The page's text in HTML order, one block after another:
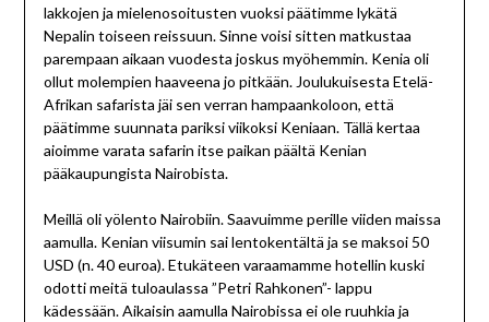
lakkojen ja mielenosoitusten vuoksi päätimme lykätä
Nepalin toiseen reissuun. Sinne voisi sitten matkustaa
parempaan aikaan vuodesta joskus myöhemmin. Kenia oli
ollut molempien haaveena jo pitkään. Joulukuisesta Etelä-
Afrikan safarista jäi sen verran hampaankoloon, että
päätimme suunnata pariksi viikoksi Keniaan. Tällä kertaa
aioimme varata safarin itse paikan päältä Kenian
pääkaupungista Nairobista.
Meillä oli yölento Nairobiin. Saavuimme perille viiden maissa
aamulla. Kenian viisumin sai lentokentältä ja se maksoi 50
USD (n. 40 euroa). Etukäteen varaamamme hotellin kuski
odotti meitä tuloaulassa ”Petri Rahkonen”- lappu
kädessään. Aikaisin aamulla Nairobissa ei ole ruuhkia ja